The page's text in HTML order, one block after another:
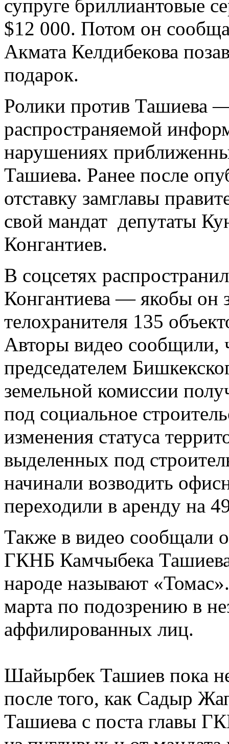
супруге бриллиантовые
$12 000. Потом он
Акмата Келдибекова
подарок.
Ролики против Ташиева —
распространяемой
нарушениях
Ташиева. Ранее после
отставку замглавы
свой мандат депутаты
Конгантиев.
В соцсетях
Конгантиева — якобы он
телохранителя 135
Авторы видео сообщили,
председателем
земельной комиссии
под социальное
изменения статуса
выделенных под
начинали возводить
переходили в аренду на
Также в видео сообщали
ГКНБ Камчыбека
народе называют
марта по подозрению в
аффилированных лиц.
Шайырбек Ташиев пока
после того, как Садыр
Ташиева с поста главы